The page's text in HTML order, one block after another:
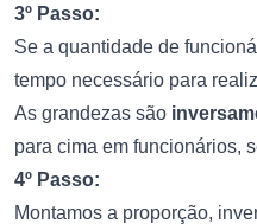
3º Passo:
Se a quantidade de
tempo necessário para
As grandezas são
para cima em funcionários,
4º Passo:
Montamos a proporção,